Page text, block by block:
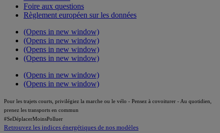
Foire aux questions
Règlement européen sur les données
(Opens in new window)
(Opens in new window)
(Opens in new window)
(Opens in new window)
(Opens in new window)
(Opens in new window)
Pour les trajets courts, privilégiez la marche ou le vélo - Pensez à covoiturer - Au quotidien,
prenez les transports en commun
#SeDéplacerMoinsPolluer
Retrouvez les indices énergétiques de nos modèles